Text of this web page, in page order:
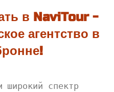
в NaviTour -
агентство в
широкий спектр